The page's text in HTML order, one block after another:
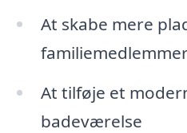
At skabe mere
At tilføje et
badeværelse